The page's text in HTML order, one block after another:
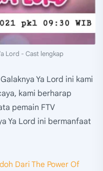
Lord - Cast lengkap
Ya Lord ini kami
kami berharap
pemain FTV
Ya Lord ini bermanfaat
Dari The Power Of